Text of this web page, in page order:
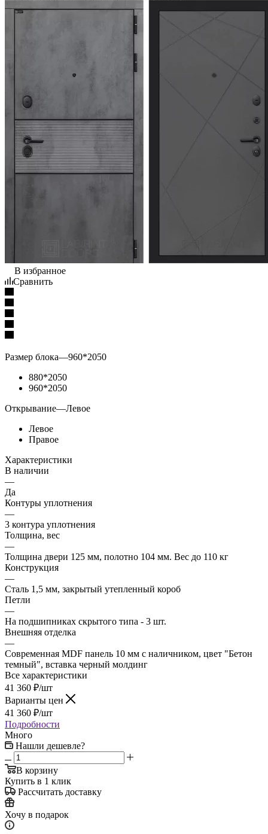
В избранное
Сравнить
Размер блока—960*2050
880*2050
960*2050
Открывание—Левое
Левое
Правое
Характеристики
В наличии
—
Да
Контуры уплотнения
—
3 контура уплотнения
Толщина, вес
—
Толщина двери 125 мм, полотно 104 мм. Вес до 110 кг
Конструкция
—
Сталь 1,5 мм, закрытый утепленный короб
Петли
—
На подшипниках скрытого типа - 3 шт.
Внешняя отделка
—
Современная MDF панель 10 мм с наличником, цвет "Бетон
темный", вставка черный молдинг
Все характеристики
41 360 ₽/шт
Варианты цен
41 360 ₽/шт
Подробности
Много
Нашли дешевле?
В корзину
Купить в 1 клик
Рассчитать доставку
Хочу в подарок